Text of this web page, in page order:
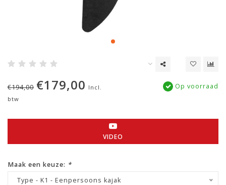
€194,00 €179,00 Incl.
btw
Op voorraad
VIDEO
Maak een keuze: *
Type - K1 - Eenpersoons kajak